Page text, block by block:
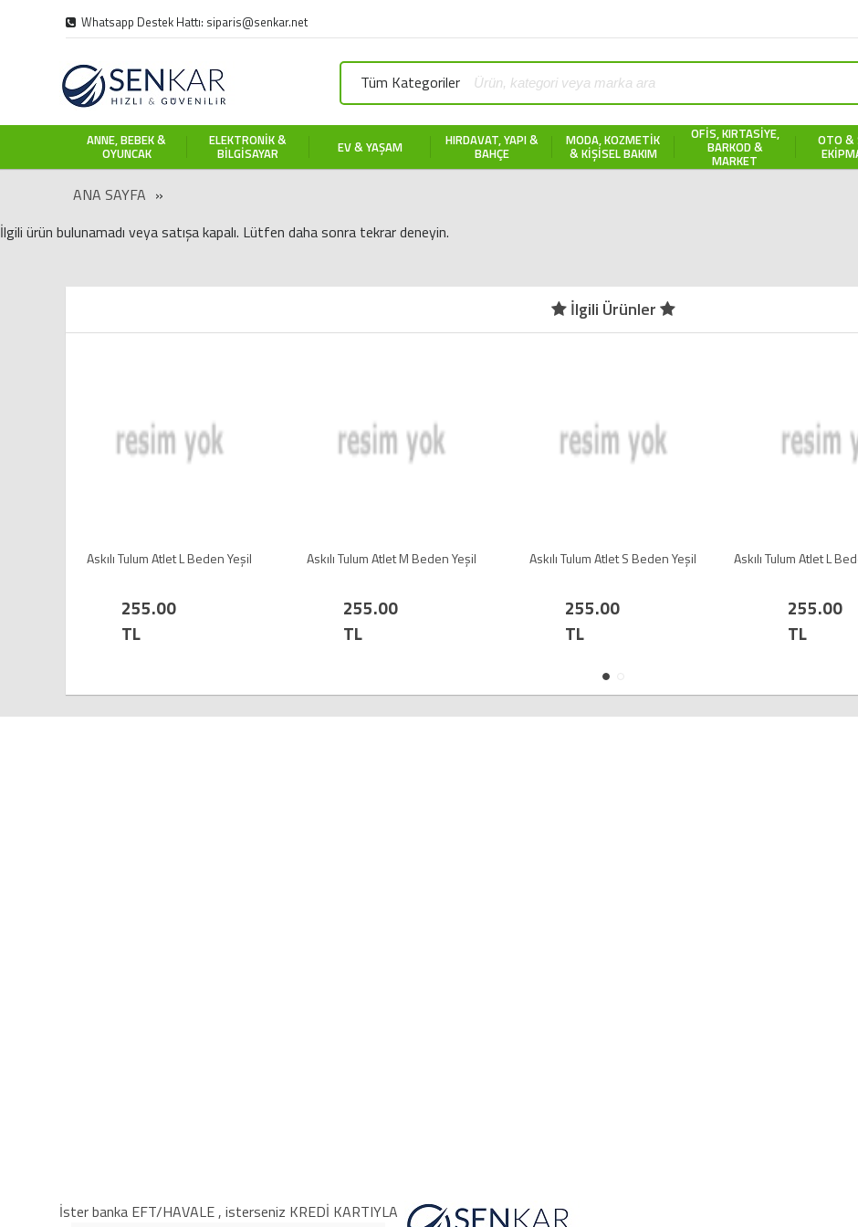
Whatsapp Destek Hattı: siparis@senkar.net
Tüm Kategoriler
ANNE, BEBEK &
OYUNCAK
ELEKTRONIK &
BILGISAYAR EV & YAŞAM HIRDAVAT, YAPI &
BAHÇE
MODA, KOZMETIK
& KIŞISEL BAKIM
OFIS, KIRTASIYE,
BARKOD &
MARKET
OTO &
ANA SAYFA »
İlgili ürün bulunamadı veya satışa kapalı. Lütfen daha sonra tekrar deneyin.
İlgili Ürünler
Askılı Tulum Atlet L Beden Yeşil
255.00
TL
Askılı Tulum Atlet M Beden Yeşil
255.00
TL
Askılı Tulum Atlet S Beden Yeşil
255.00
TL
Askılı Tulum Atlet L
255.00
TL
İster banka EFT/HAVALE , isterseniz KREDİ KARTIYLA